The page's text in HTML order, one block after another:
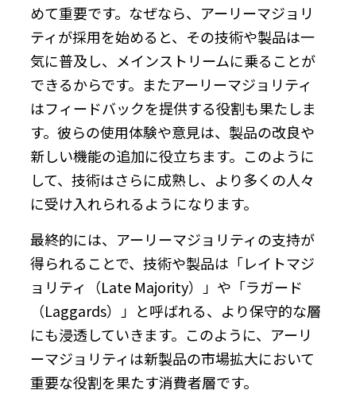
めて重要です。なぜなら、アーリーマジョリ
ティが採用を始めると、その技術や製品は一
気に普及し、メインストリームに乗ることが
できるからです。またアーリーマジョリティ
はフィードバックを提供する役割も果たしま
す。彼らの使用体験や意見は、製品の改良や
新しい機能の追加に役立ちます。このように
して、技術はさらに成熟し、より多くの人々
に受け入れられるようになります。
最終的には、アーリーマジョリティの支持が
得られることで、技術や製品は「レイトマジ
ョリティ（Late Majority）」や「ラガード
（Laggards）」と呼ばれる、より保守的な層
にも浸透していきます。このように、アーリ
ーマジョリティは新製品の市場拡大において
重要な役割を果たす消費者層です。